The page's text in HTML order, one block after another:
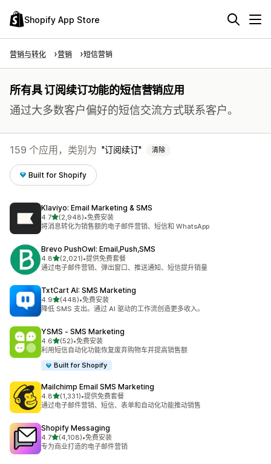
Shopify App Store
营销与转化 营销 短信营销
所有具 订阅续订功能的短信营销应用
通过大多数客户偏好的短信交流方式联系客户。
159 个应用，类别为 订阅续订 清除
Built for Shopify
Klaviyo: Email Marketing & SMS
4.7星（满分 5 星）
(2,948)
总共 2948 条评论
•免费安装
将消息转化为销售额的电子邮件营销、短信和 WhatsApp
Brevo PushOwl: Email,Push,SMS
4.8星（满分 5 星）
(2,021)
总共 2021 条评论
•提供免费套餐
通过电子邮件营销、弹出窗口、推送通知、短信提升销量
TxtCart AI: SMS Marketing
4.9星（满分 5 星）
(448)
总共 448 条评论
•免费安装
降低 SMS 支出。通过 AI 驱动的工作流创造更多收入。
YSMS ‑ SMS Marketing
4.6星（满分 5 星）
(52)
总共 52 条评论
•免费安装
利用短信自动化功能恢复废弃购物车并提高销售额
Built for Shopify
Mailchimp Email SMS Marketing
4.8星（满分 5 星）
(1,331)
总共 1331 条评论
•提供免费套餐
通过电子邮件营销、短信、表单和自动化功能推动销售
Shopify Messaging
4.7星（满分 5 星）
(4,108)
总共 4108 条评论
•免费安装
专为商业打造的电子邮件营销